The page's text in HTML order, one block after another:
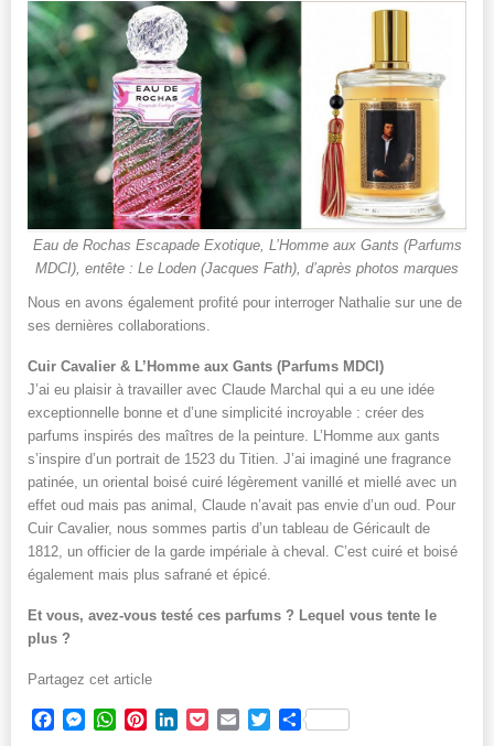
Eau de Rochas Escapade Exotique, L’Homme aux Gants (Parfums
MDCI), entête : Le Loden (Jacques Fath), d’après photos marques
Nous en avons également profité pour interroger Nathalie sur une de
ses dernières collaborations.
Cuir Cavalier & L’Homme aux Gants (Parfums MDCI)
J’ai eu plaisir à travailler avec Claude Marchal qui a eu une idée
exceptionnelle bonne et d’une simplicité incroyable : créer des
parfums inspirés des maîtres de la peinture. L’Homme aux gants
s’inspire d’un portrait de 1523 du Titien. J’ai imaginé une fragrance
patinée, un oriental boisé cuiré légèrement vanillé et miellé avec un
effet oud mais pas animal, Claude n’avait pas envie d’un oud. Pour
Cuir Cavalier, nous sommes partis d’un tableau de Géricault de
1812, un officier de la garde impériale à cheval. C’est cuiré et boisé
également mais plus safrané et épicé.
Et vous, avez-vous testé ces parfums ? Lequel vous tente le
plus ?
Partagez cet article
Facebook
Messenger
WhatsApp
PinterestLinkedInPocketEmailTwitterPartager